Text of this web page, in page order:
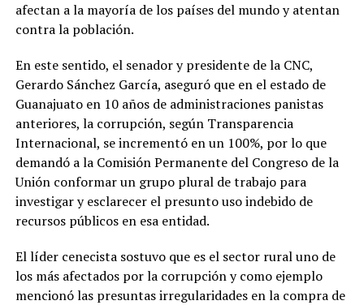
afectan a la mayoría de los países del mundo y atentan
contra la población.
En este sentido, el senador y presidente de la CNC,
Gerardo Sánchez García, aseguró que en el estado de
Guanajuato en 10 años de administraciones panistas
anteriores, la corrupción, según Transparencia
Internacional, se incrementó en un 100%, por lo que
demandó a la Comisión Permanente del Congreso de la
Unión conformar un grupo plural de trabajo para
investigar y esclarecer el presunto uso indebido de
recursos públicos en esa entidad.
El líder cenecista sostuvo que es el sector rural uno de
los más afectados por la corrupción y como ejemplo
mencionó las presuntas irregularidades en la compra de